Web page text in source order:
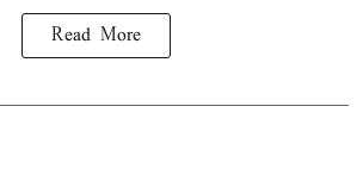
Read More